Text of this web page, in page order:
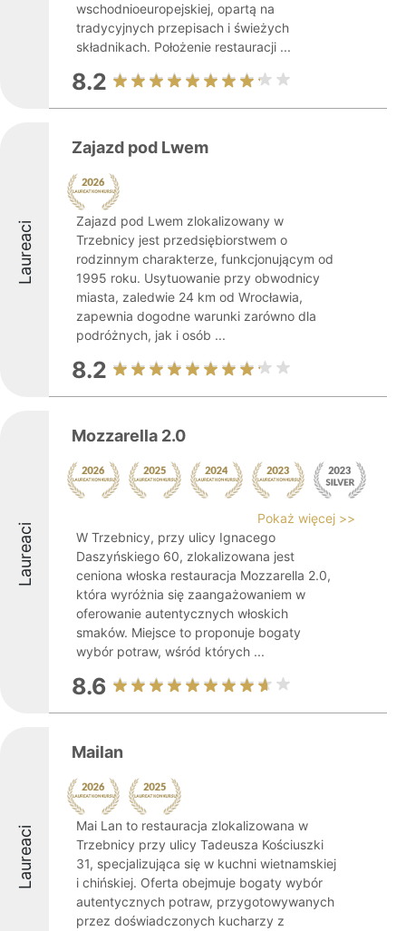
wschodnioeuropejskiej, opartą na
tradycyjnych przepisach i świeżych
składnikach. Położenie restauracji ...
8.2
Laureaci
Zajazd pod Lwem
Zajazd pod Lwem zlokalizowany w
Trzebnicy jest przedsiębiorstwem o
rodzinnym charakterze, funkcjonującym od
1995 roku. Usytuowanie przy obwodnicy
miasta, zaledwie 24 km od Wrocławia,
zapewnia dogodne warunki zarówno dla
podróżnych, jak i osób ...
8.2
Laureaci
Mozzarella 2.0
Pokaż więcej >>
W Trzebnicy, przy ulicy Ignacego
Daszyńskiego 60, zlokalizowana jest
ceniona włoska restauracja Mozzarella 2.0,
która wyróżnia się zaangażowaniem w
oferowanie autentycznych włoskich
smaków. Miejsce to proponuje bogaty
wybór potraw, wśród których ...
8.6
Laureaci
Mailan
Mai Lan to restauracja zlokalizowana w
Trzebnicy przy ulicy Tadeusza Kościuszki
31, specjalizująca się w kuchni wietnamskiej
i chińskiej. Oferta obejmuje bogaty wybór
autentycznych potraw, przygotowywanych
przez doświadczonych kucharzy z